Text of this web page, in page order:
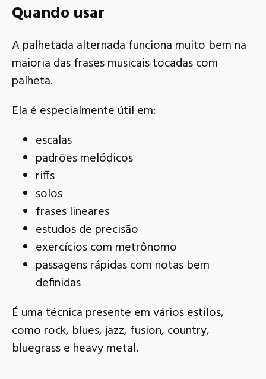
Quando usar
A palhetada alternada funciona muito bem na
maioria das frases musicais tocadas com
palheta.
Ela é especialmente útil em:
escalas
padrões melódicos
riffs
solos
frases lineares
estudos de precisão
exercícios com metrônomo
passagens rápidas com notas bem
definidas
É uma técnica presente em vários estilos,
como rock, blues, jazz, fusion, country,
bluegrass e heavy metal.